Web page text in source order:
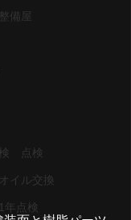
備屋
検 点検
イル交換
点検